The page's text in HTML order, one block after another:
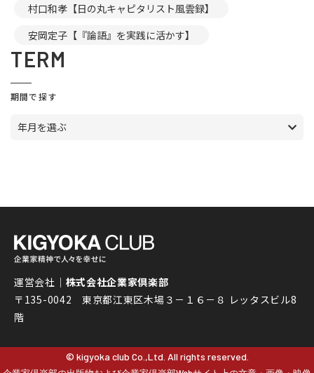
村口和孝【日の丸キャピタリスト風雲録】
安岡定子【『論語』を実践に活かす】
TERM
期間で探す
年月を選ぶ
運営会社｜ 株式会社企業家倶楽部
〒135-0042 東京都江東区木場３－１６－８ レッタスビル8
階
© kigyoka club Co.,Ltd. All rights reserved.